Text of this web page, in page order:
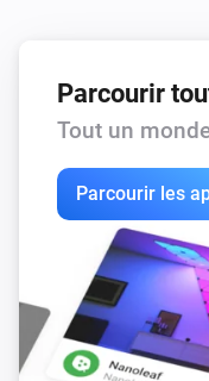
Start spot
Parcourir
Tout un
Parcourir les